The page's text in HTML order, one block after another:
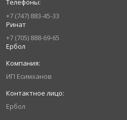
+7 (747) 883-45-33
Ринат
+7 (705) 888-69-65
Ербол
ИП Есимxанов
Ербол